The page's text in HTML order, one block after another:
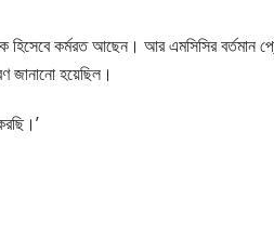
হিসেবে কর্মরত আছেন। আর এমসিসির বর্তমান
জানানো হয়েছিল।